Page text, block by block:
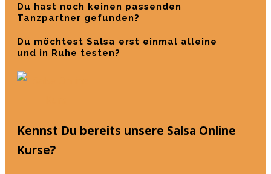
Du hast noch keinen passenden
Tanzpartner gefunden?
Du möchtest Salsa erst einmal alleine
und in Ruhe testen?
Kennst Du bereits unsere Salsa Online
Kurse?